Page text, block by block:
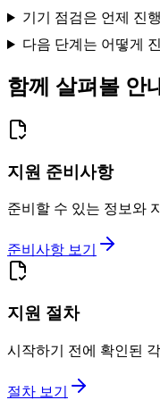
기기 점검은 언제 진
다음 단계는 어떻게
함께 살펴볼 안
지원 준비사항
준비할 수 있는 정보와
준비사항 보기
지원 절차
시작하기 전에 확인된
절차 보기